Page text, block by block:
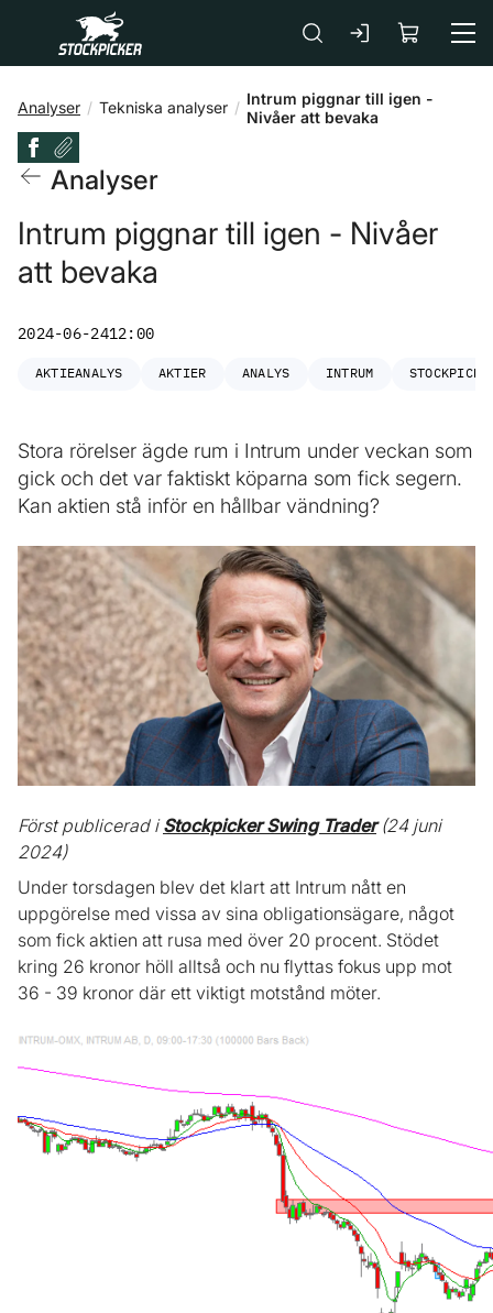
Gå till huvudinnehåll
Analyser Tekniska analyser
Intrum piggnar till igen -
Nivåer att bevaka
Analyser
Intrum piggnar till igen - Nivåer
att bevaka
2024-06-2412:00
AKTIEANALYS AKTIER ANALYS INTRUM
Stora rörelser ägde rum i Intrum under veckan som
gick och det var faktiskt köparna som fick segern.
Kan aktien stå inför en hållbar vändning?
Först publicerad iStockpicker Swing Trader(24 juni
2024)
Under torsdagen blev det klart att Intrum nått en
uppgörelse med vissa av sina obligationsägare, något
som fick aktien att rusa med över 20 procent. Stödet
kring 26 kronor höll alltså och nu flyttas fokus upp mot
36 - 39 kronor där ett viktigt motstånd möter.